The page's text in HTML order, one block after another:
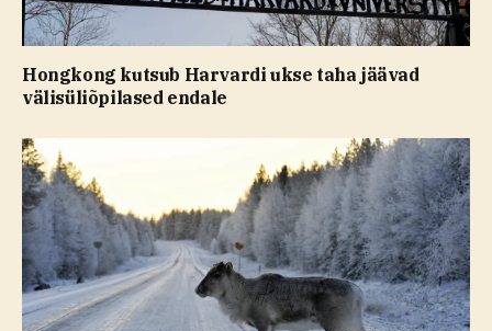
Hongkong kutsub Harvardi ukse taha jäävad
välisüliõpilased endale